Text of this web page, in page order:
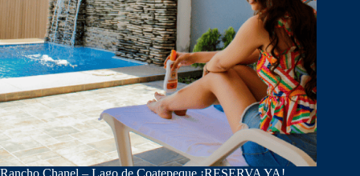
Rancho Chanel – Lago de Coatepeque ¡RESERVA YA!